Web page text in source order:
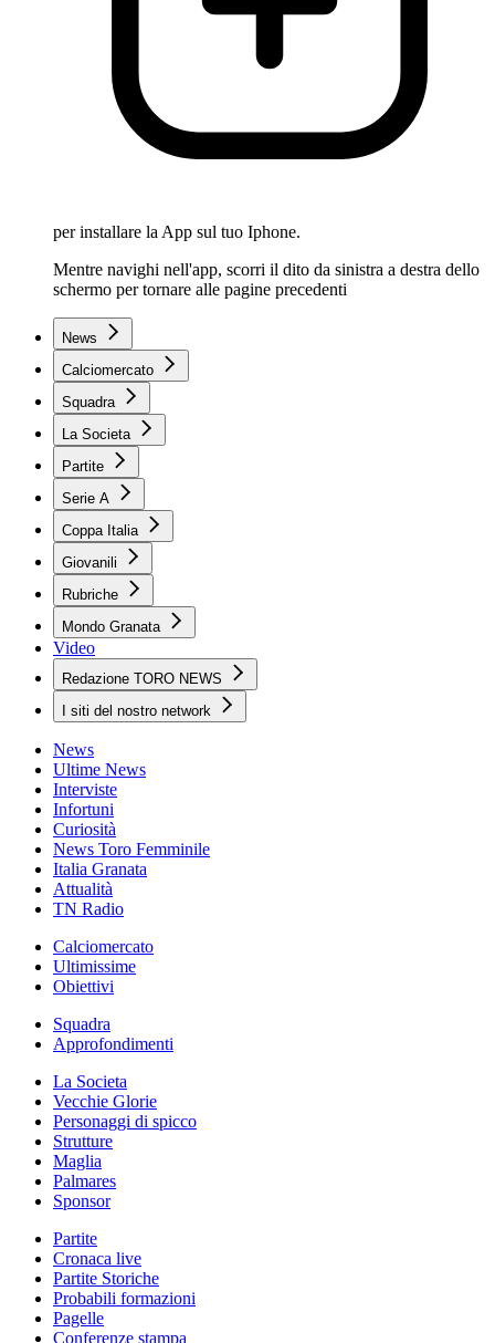
per installare la App sul tuo Iphone.
Mentre navighi nell'app, scorri il dito da sinistra a destra dello
schermo per tornare alle pagine precedenti
News
Calciomercato
Squadra
La Societa
Partite
Serie A
Coppa Italia
Giovanili
Rubriche
Mondo Granata
Video
Redazione TORO NEWS
I siti del nostro network
News
Ultime News
Interviste
Infortuni
Curiosità
News Toro Femminile
Italia Granata
Attualità
TN Radio
Calciomercato
Ultimissime
Obiettivi
Squadra
Approfondimenti
La Societa
Vecchie Glorie
Personaggi di spicco
Strutture
Maglia
Palmares
Sponsor
Partite
Cronaca live
Partite Storiche
Probabili formazioni
Pagelle
Conferenze stampa